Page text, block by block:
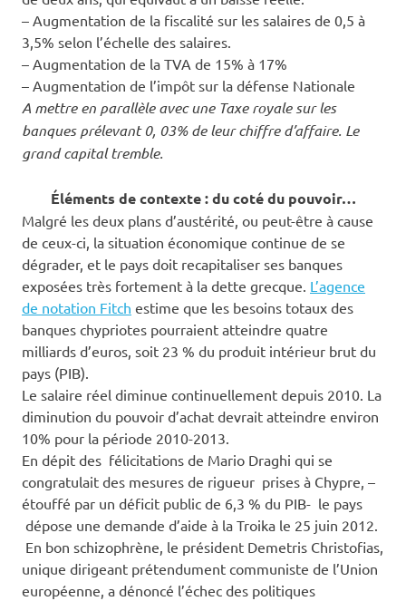
– Augmentation de la fiscalité sur les salaires de 0,5 à
3,5% selon l’échelle des salaires.
– Augmentation de la TVA de 15% à 17%
– Augmentation de l’impôt sur la défense Nationale
A mettre en parallèle avec une Taxe royale sur les
banques prélevant 0, 03% de leur chiffre d’affaire. Le
grand capital tremble.
Éléments de contexte : du coté du pouvoir…
Malgré les deux plans d’austérité, ou peut-être à cause
de ceux-ci, la situation économique continue de se
dégrader, et le pays doit recapitaliser ses banques
exposées très fortement à la dette grecque. L’agence
de notation Fitch estime que les besoins totaux des
banques chypriotes pourraient atteindre quatre
milliards d’euros, soit 23 % du produit intérieur brut du
pays (PIB).
Le salaire réel diminue continuellement depuis 2010. La
diminution du pouvoir d’achat devrait atteindre environ
10% pour la période 2010-2013.
En dépit des félicitations de Mario Draghi qui se
congratulait des mesures de rigueur prises à Chypre, –
étouffé par un déficit public de 6,3 % du PIB- le pays
dépose une demande d’aide à la Troika le 25 juin 2012.
En bon schizophrène, le président Demetris Christofias,
unique dirigeant prétendument communiste de l’Union
européenne, a dénoncé l’échec des politiques